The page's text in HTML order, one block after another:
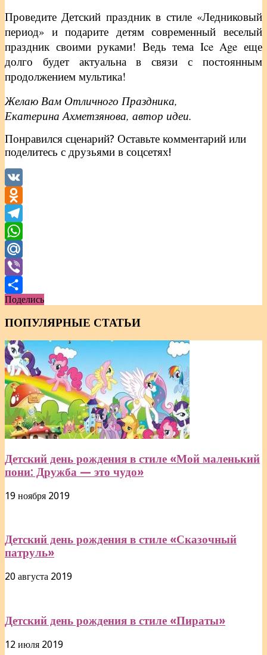
Проведите Детский праздник в стиле «Ледниковый
период» и подарите детям современный веселый
праздник своими руками! Ведь тема Ice Age еще
долго будет актуальна в связи с постоянным
продолжением мультика!
Желаю Вам Отличного Праздника,
Екатерина Ахметзянова, автор идеи.
Понравился сценарий? Оставьте комментарий или
поделитесь с друзьями в соцсетях!
VK
Odnoklassniki
Telegram
WhatsApp
Mail.Ru
Viber
Отправить
Поделись
ПОПУЛЯРНЫЕ СТАТЬИ
Детский день рождения в стиле «Мой маленький
пони: Дружба — это чудо»
19 ноября 2019
Детский день рождения в стиле «Сказочный
патруль»
20 августа 2019
Детский день рождения в стиле «Пираты»
12 июля 2019